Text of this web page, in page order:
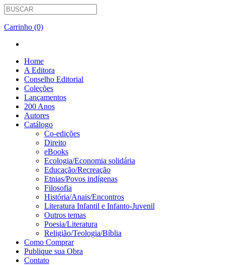
Carrinho (0)
Home
A Editora
Conselho Editorial
Coleções
Lançamentos
200 Anos
Autores
Catálogo
Co-edições
Direito
eBooks
Ecologia/Economia solidária
Educação/Recreação
Etnias/Povos indígenas
Filosofia
História/Anais/Encontros
Literatura Infantil e Infanto-Juvenil
Outros temas
Poesia/Literatura
Religião/Teologia/Bíblia
Como Comprar
Publique sua Obra
Contato